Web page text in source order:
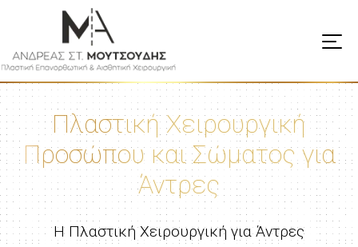
Πλαστική Χειρουργική
Προσώπου και Σώματος για
Άντρες
Η Πλαστική Χειρουργική για Άντρες